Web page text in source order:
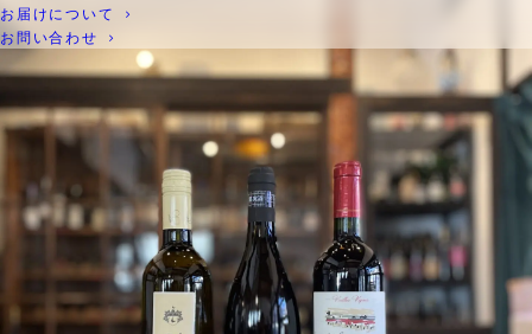
お届けについて
お問い合わせ